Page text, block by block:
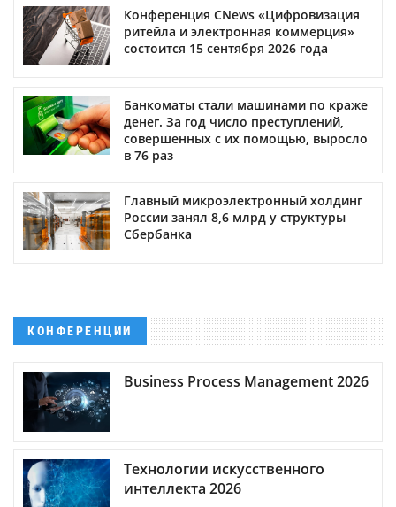
Конференция CNews «Цифровизация
ритейла и электронная коммерция»
состоится 15 сентября 2026 года
Банкоматы стали машинами по краже
денег. За год число преступлений,
совершенных с их помощью, выросло
в 76 раз
Главный микроэлектронный холдинг
России занял 8,6 млрд у структуры
Сбербанка
КОНФЕРЕНЦИИ
Business Process Management 2026
Технологии искусственного
интеллекта 2026